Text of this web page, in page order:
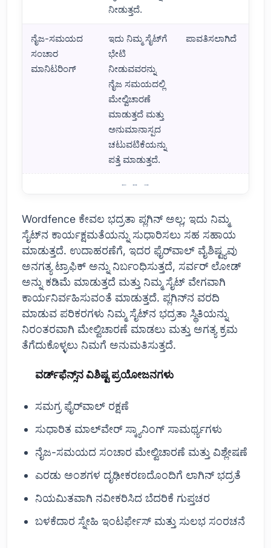
ನೀಡುತ್ತದೆ.
ನೈಜ-ಸಮಯದ
ಸಂಚಾರ
ಮಾನಿಟರಿಂಗ್
ಇದು ನಿಮ್ಮ ಸೈಟ್‌ಗೆ
ಭೇಟಿ
ನೀಡುವವರನ್ನು
ನೈಜ ಸಮಯದಲ್ಲಿ
ಮೇಲ್ವಿಚಾರಣೆ
ಮಾಡುತ್ತದೆ ಮತ್ತು
ಅನುಮಾನಾಸ್ಪದ
ಚಟುವಟಿಕೆಯನ್ನು
ಪತ್ತೆ ಮಾಡುತ್ತದೆ.
ಪಾವತಿಸಲಾಗಿದೆ
Wordfence ಕೇವಲ ಭದ್ರತಾ ಪ್ಲಗಿನ್ ಅಲ್ಲ; ಇದು ನಿಮ್ಮ
ಸೈಟ್‌ನ ಕಾರ್ಯಕ್ಷಮತೆಯನ್ನು ಸುಧಾರಿಸಲು ಸಹ ಸಹಾಯ
ಮಾಡುತ್ತದೆ. ಉದಾಹರಣೆಗೆ, ಇದರ ಫೈರ್‌ವಾಲ್ ವೈಶಿಷ್ಟ್ಯವು
ಅನಗತ್ಯ ಟ್ರಾಫಿಕ್ ಅನ್ನು ನಿರ್ಬಂಧಿಸುತ್ತದೆ, ಸರ್ವರ್ ಲೋಡ್
ಅನ್ನು ಕಡಿಮೆ ಮಾಡುತ್ತದೆ ಮತ್ತು ನಿಮ್ಮ ಸೈಟ್ ವೇಗವಾಗಿ
ಕಾರ್ಯನಿರ್ವಹಿಸುವಂತೆ ಮಾಡುತ್ತದೆ. ಪ್ಲಗಿನ್‌ನ ವರದಿ
ಮಾಡುವ ಪರಿಕರಗಳು ನಿಮ್ಮ ಸೈಟ್‌ನ ಭದ್ರತಾ ಸ್ಥಿತಿಯನ್ನು
ನಿರಂತರವಾಗಿ ಮೇಲ್ವಿಚಾರಣೆ ಮಾಡಲು ಮತ್ತು ಅಗತ್ಯ ಕ್ರಮ
ತೆಗೆದುಕೊಳ್ಳಲು ನಿಮಗೆ ಅನುಮತಿಸುತ್ತದೆ.
ವರ್ಡ್‌ಫೆನ್ಸ್‌ನ ವಿಶಿಷ್ಟ ಪ್ರಯೋಜನಗಳು
ಸಮಗ್ರ ಫೈರ್‌ವಾಲ್ ರಕ್ಷಣೆ
ಸುಧಾರಿತ ಮಾಲ್‌ವೇರ್ ಸ್ಕ್ಯಾನಿಂಗ್ ಸಾಮರ್ಥ್ಯಗಳು
ನೈಜ-ಸಮಯದ ಸಂಚಾರ ಮೇಲ್ವಿಚಾರಣೆ ಮತ್ತು ವಿಶ್ಲೇಷಣೆ
ಎರಡು ಅಂಶಗಳ ದೃಢೀಕರಣದೊಂದಿಗೆ ಲಾಗಿನ್ ಭದ್ರತೆ
ನಿಯಮಿತವಾಗಿ ನವೀಕರಿಸಿದ ಬೆದರಿಕೆ ಗುಪ್ತಚರ
ಬಳಕೆದಾರ ಸ್ನೇಹಿ ಇಂಟರ್ಫೇಸ್ ಮತ್ತು ಸುಲಭ ಸಂರಚನೆ